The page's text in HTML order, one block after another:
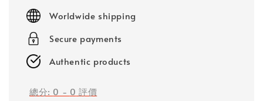
price
Worldwide shipping
Secure payments
Authentic products
總分: 0 - 0 評價